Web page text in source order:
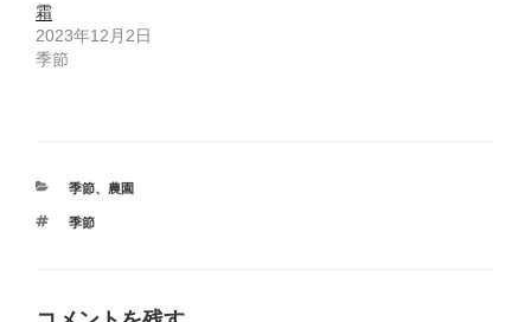
霜
2023年12月2日
季節
カ
ゴ
季節、 農園
タ
季節